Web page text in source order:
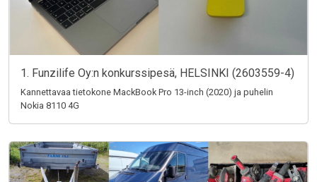
1. Funzilife Oy:n konkurssipesä, HELSINKI (2603559-4)
Kannettavaa tietokone MackBook Pro 13-inch (2020) ja puhelin
Nokia 8110 4G